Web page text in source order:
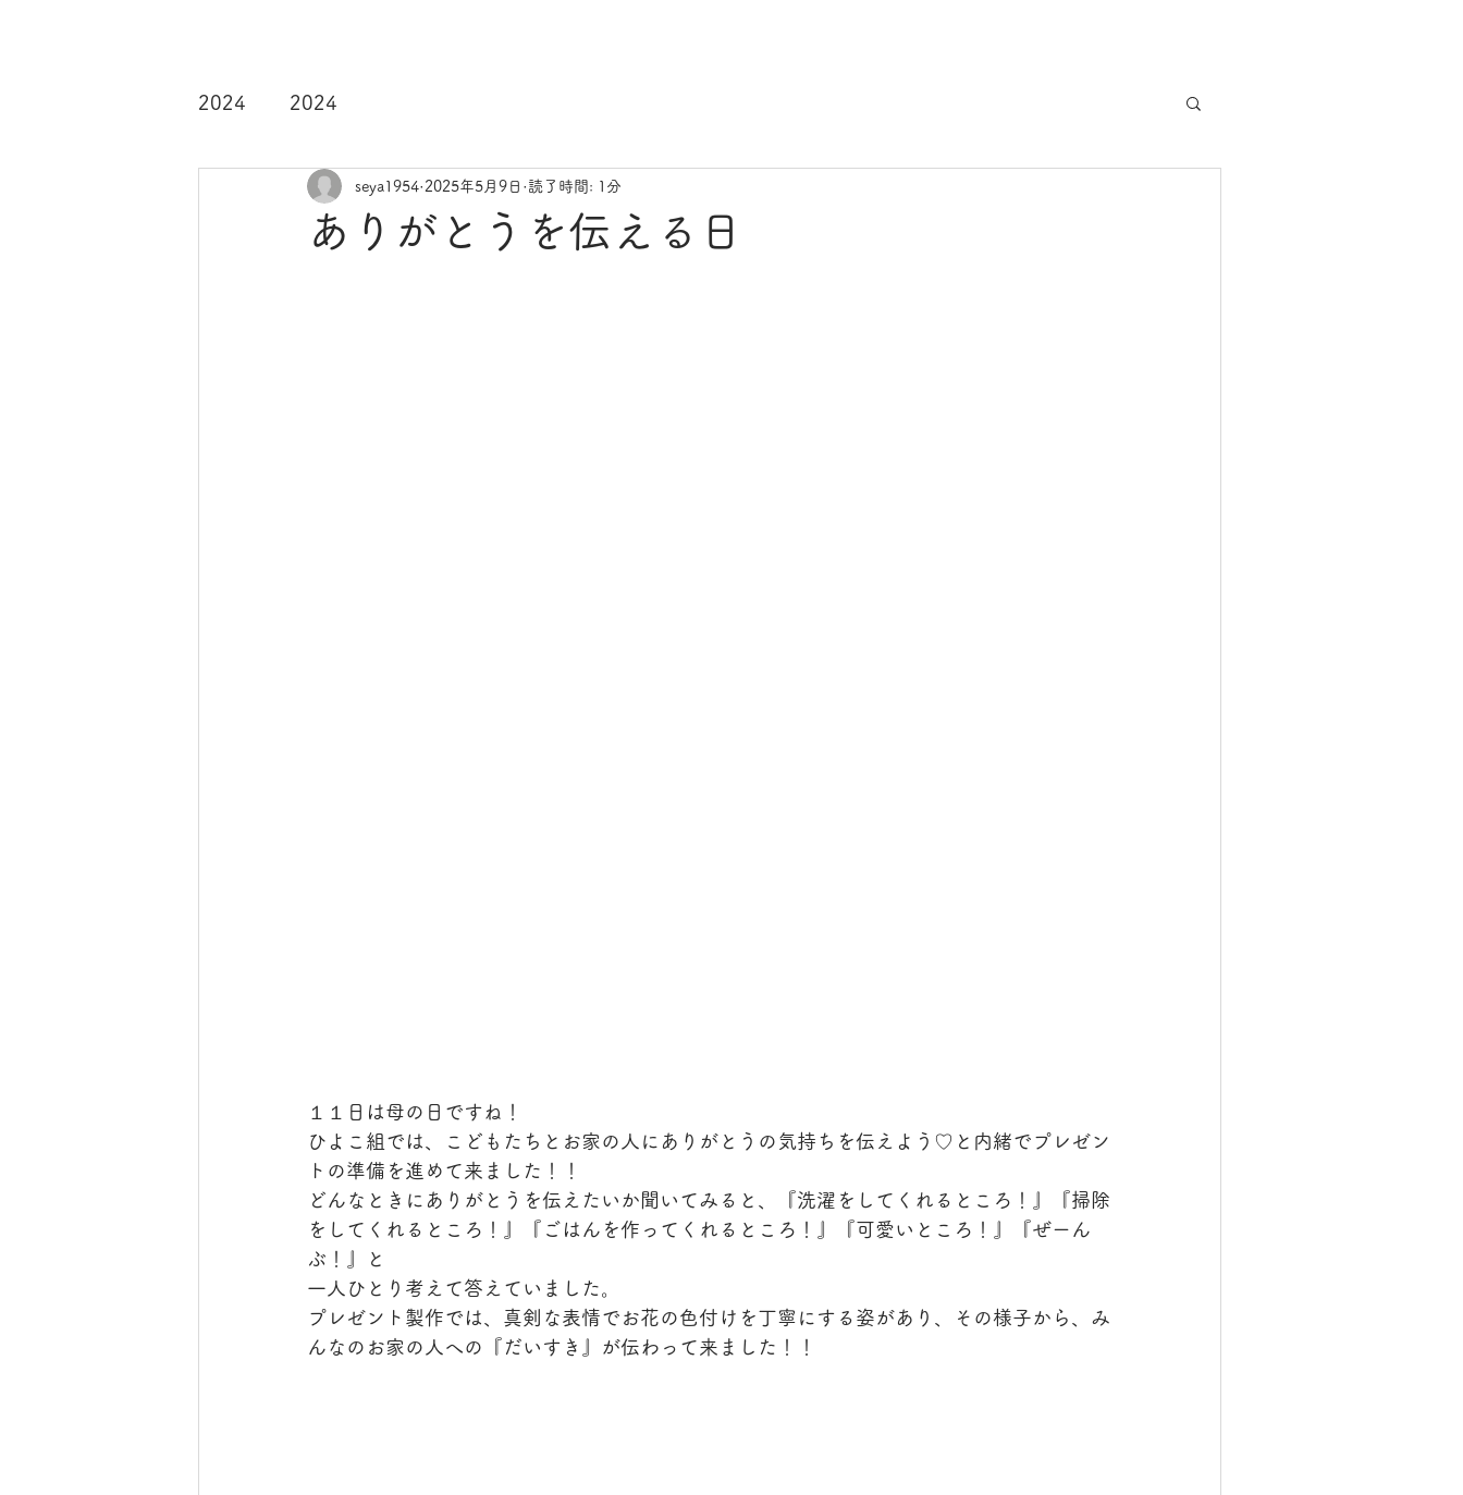
2024 2024
ありがとうを伝える日
seya1954 2025年5月9日 読了時間: 1分
１１日は母の日ですね！
ひよこ組では、こどもたちとお家の人にありがとうの気持ちを伝えよう♡と内緒でプレゼン
トの準備を進めて来ました！！
どんなときにありがとうを伝えたいか聞いてみると、『洗濯をしてくれるところ！』『掃除
をしてくれるところ！』『ごはんを作ってくれるところ！』『可愛いところ！』『ぜーん
ぶ！』と
一人ひとり考えて答えていました。
プレゼント製作では、真剣な表情でお花の色付けを丁寧にする姿があり、その様子から、み
んなのお家の人への『だいすき』が伝わって来ました！！